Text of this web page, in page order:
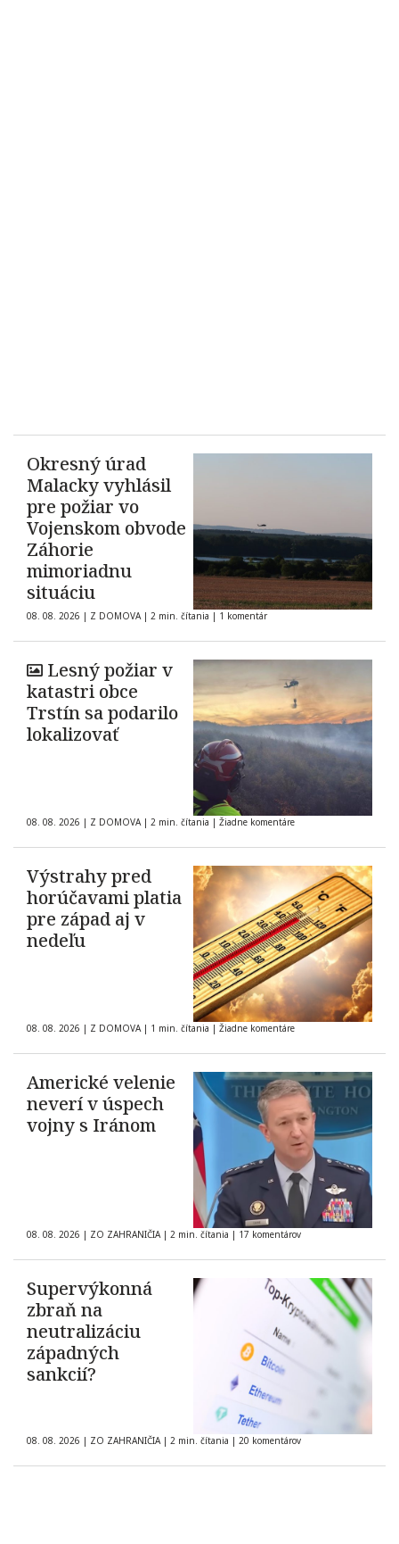
Okresný úrad
Malacky vyhlásil
pre požiar vo
Vojenskom obvode
Záhorie
mimoriadnu
situáciu
08. 08. 2026 | Z DOMOVA | 2 min. čítania | 1 komentár
Lesný požiar v
katastri obce
Trstín sa podarilo
lokalizovať
08. 08. 2026 | Z DOMOVA | 2 min. čítania | Žiadne komentáre
Výstrahy pred
horúčavami platia
pre západ aj v
nedeľu
08. 08. 2026 | Z DOMOVA | 1 min. čítania | Žiadne komentáre
Americké velenie
neverí v úspech
vojny s Iránom
08. 08. 2026 | ZO ZAHRANIČIA | 2 min. čítania | 17 komentárov
Supervýkonná
zbraň na
neutralizáciu
západných
sankcií?
08. 08. 2026 | ZO ZAHRANIČIA | 2 min. čítania | 20 komentárov